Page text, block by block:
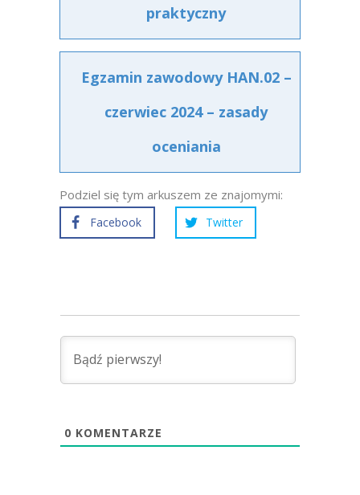
praktyczny
Egzamin zawodowy HAN.02 –
czerwiec 2024 – zasady
oceniania
Podziel się tym arkuszem ze znajomymi:
Facebook Twitter
0 KOMENTARZE